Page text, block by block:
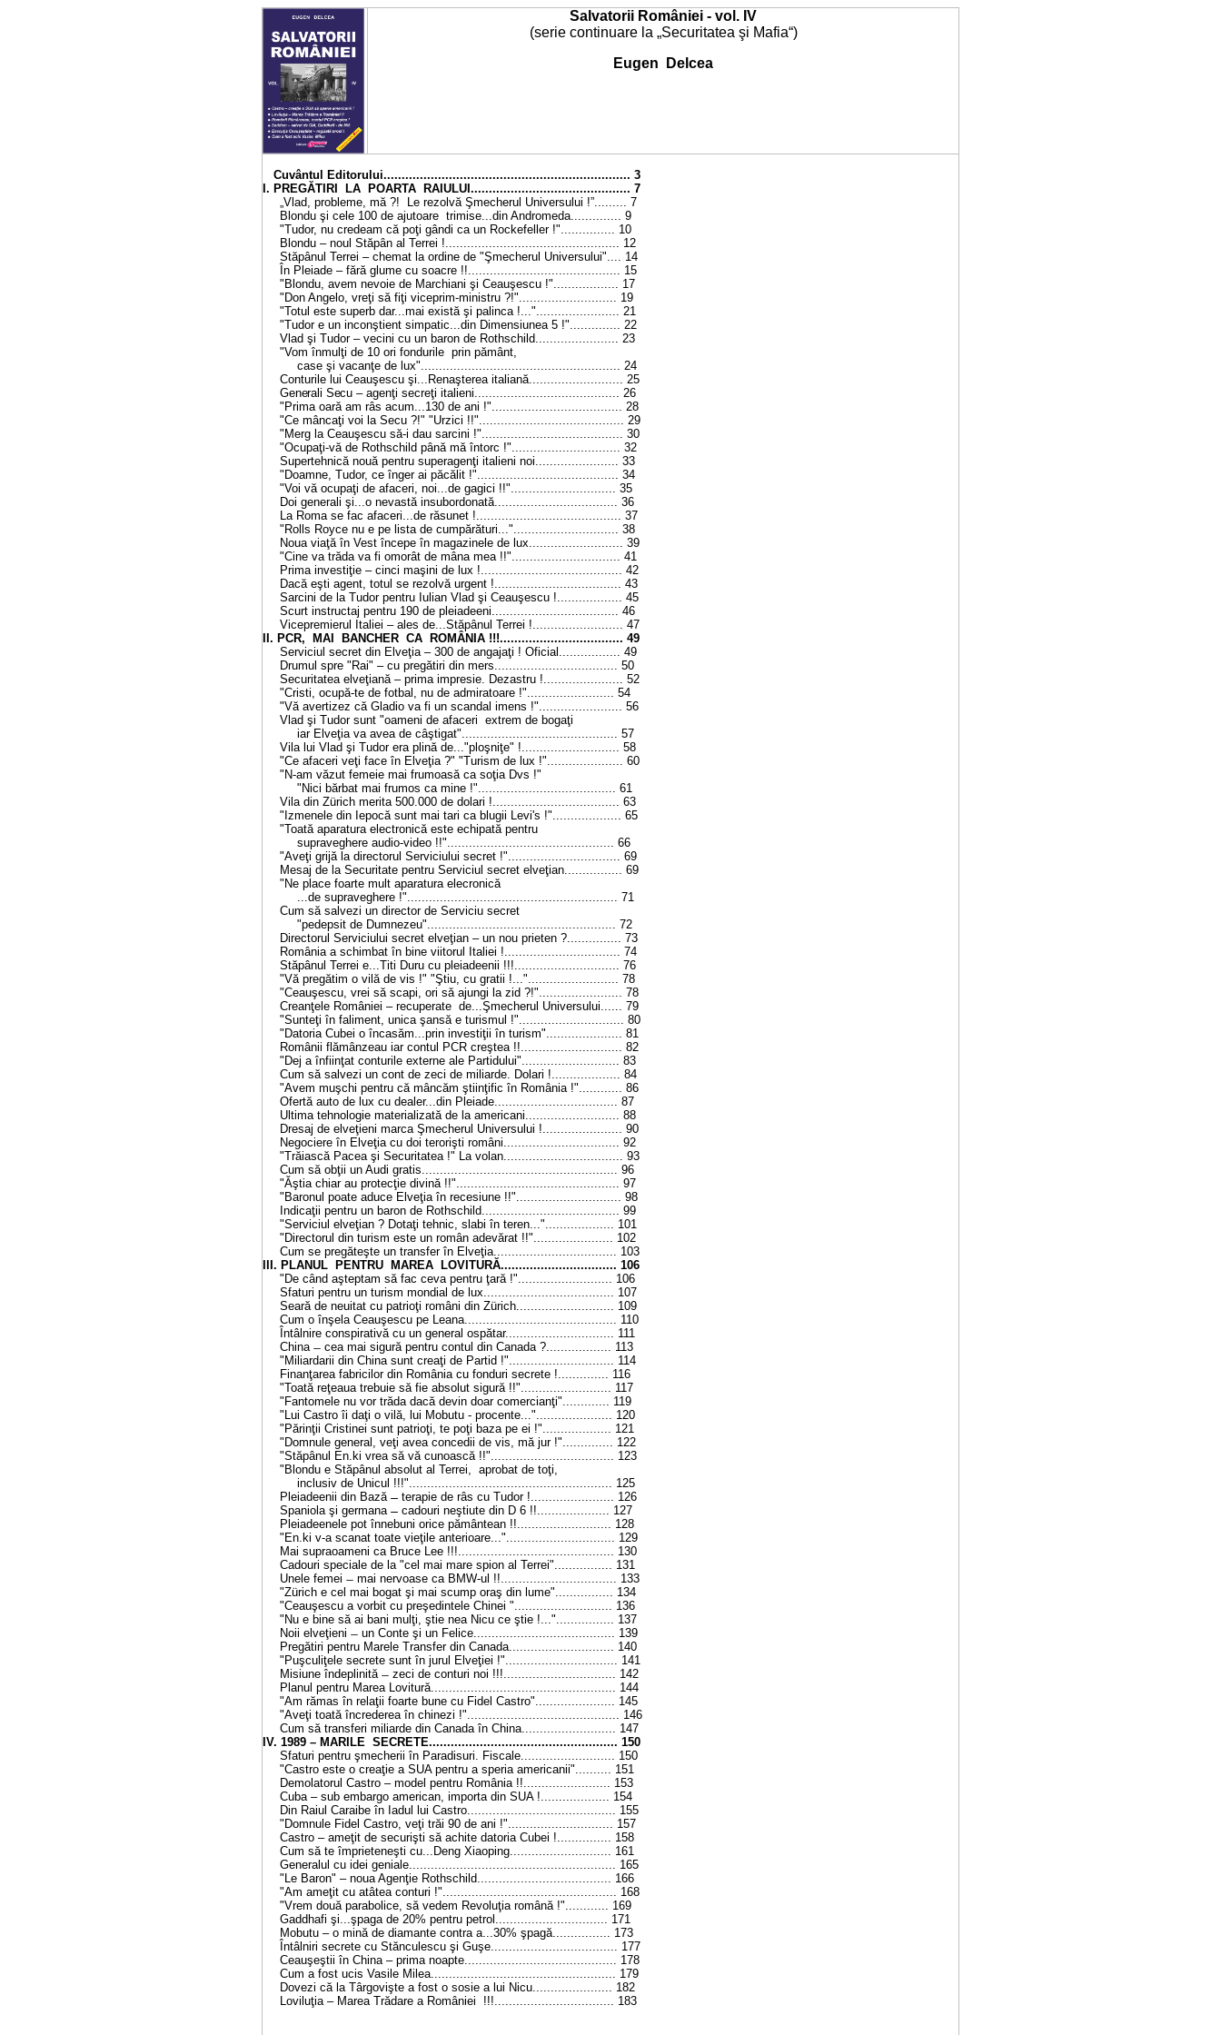
Salvatorii României - vol. IV
(serie continuare la „Securitatea şi Mafia“)
Eugen Delcea
Cuvântul Editorului.................................................................... 3
I. PREGĂTIRI LA POARTA RAIULUI............................................ 7
„Vlad, probleme, mă ?! Le rezolvă Şmecherul Universului !”......... 7
Blondu şi cele 100 de ajutoare trimise...din Andromeda.............. 9
"Tudor, nu credeam că poţi gândi ca un Rockefeller !"............... 10
Blondu – noul Stăpân al Terrei !................................................ 12
Stăpânul Terrei – chemat la ordine de "Şmecherul Universului".... 14
În Pleiade – fără glume cu soacre !!.......................................... 15
"Blondu, avem nevoie de Marchiani şi Ceauşescu !".................. 17
"Don Angelo, vreţi să fiţi viceprim-ministru ?!"........................... 19
"Totul este superb dar...mai există şi palinca !..."....................... 21
"Tudor e un inconştient simpatic...din Dimensiunea 5 !".............. 22
Vlad şi Tudor –vecini cu un baron de Rothschild....................... 23
"Vom înmulţi de 10 ori fondurile prin pământ,
case şi vacanţe de lux"....................................................... 24
Conturile lui Ceauşescu şi...Renaşterea italiană.......................... 25
Generali Secu– agenţi secreţi italieni........................................26
"Prima oară am râs acum...130 de ani !".................................... 28
"Ce mâncaţi voi la Secu ?!" "Urzici !!"........................................ 29
"Merg la Ceauşescu să-i dau sarcini !"....................................... 30
"Ocupaţi-vă de Rothschild până mă întorc !".............................. 32
Supertehnică nouă pentru superagenţi italieni noi....................... 33
"Doamne, Tudor, ce înger ai păcălit !"....................................... 34
"Voi vă ocupaţi de afaceri, noi...de gagici !!"............................. 35
Doi generali şi...o nevastă insubordonată.................................. 36
La Roma se fac afaceri...de răsunet !........................................ 37
"Rolls Royce nu e pe lista de cumpărături..."............................. 38
Noua viaţă în Vest începe în magazinele de lux.......................... 39
"Cine va trăda va fi omorât de mâna mea !!".............................. 41
Prima investiţie –cinci maşini de lux !....................................... 42
Dacă eşti agent, totul se rezolvă urgent !................................... 43
Sarcini de la Tudor pentru Iulian Vlad şi Ceauşescu !.................. 45
Scurt instructaj pentru 190 de pleiadeeni................................... 46
Vicepremierul Italiei – ales de...Stăpânul Terrei !......................... 47
II. PCR, MAI BANCHER CA ROMÂNIA !!!.................................. 49
Serviciul secret din Elveţia – 300 de angajaţi ! Oficial................. 49
Drumul spre "Rai" – cu pregătiri din mers.................................. 50
Securitatea elveţiană – prima impresie. Dezastru !...................... 52
"Cristi, ocupă-te de fotbal, nu de admiratoare !"........................ 54
"Vă avertizez că Gladio va fi un scandal imens !"....................... 56
Vlad şi Tudor sunt "oameni de afaceri extrem de bogaţi
iar Elveţia va avea de câştigat"........................................... 57
Vila lui Vlad şi Tudor era plină de..."ploşniţe" !........................... 58
"Ce afaceri veţi face în Elveţia ?" "Turism de lux !"..................... 60
"N-am văzut femeie mai frumoasă ca soţia Dvs !"
"Nici bărbat mai frumos ca mine !"...................................... 61
Vila din Zürich merita 500.000 de dolari !................................... 63
"Izmenele din Iepocă sunt mai tari ca blugii Levi's !"................... 65
"Toată aparatura electronică este echipată pentru
supraveghere audio-video !!".............................................. 66
"Aveţi grijă la directorul Serviciului secret !"............................... 69
Mesaj de la Securitate pentru Serviciul secret elveţian................ 69
"Ne place foarte mult aparatura elecronică
...de supraveghere !".......................................................... 71
Cum să salvezi un director de Serviciu secret
"pedepsit de Dumnezeu".................................................... 72
Directorul Serviciului secret elveţian – un nou prieten ?............... 73
România a schimbat în bine viitorul Italiei !................................ 74
Stăpânul Terrei e...Titi Duru cu pleiadeenii !!!............................. 76
"Vă pregătim o vilă de vis !" "Ştiu, cu gratii !..."......................... 78
"Ceauşescu, vrei să scapi, ori să ajungi la zid ?!"....................... 78
Creanţele României – recuperate de...Şmecherul Universului...... 79
"Sunteţi în faliment, unica şansă e turismul !"............................. 80
"Datoria Cubei o încasăm...prin investiţii în turism"..................... 81
Românii flămânzeau iar contul PCR creştea !!............................ 82
"Dej a înfiinţat conturile externe ale Partidului"........................... 83
Cum să salvezi un cont de zeci de miliarde. Dolari !................... 84
"Avem muşchi pentru că mâncăm ştiinţific în România !"............ 86
Ofertă auto de lux cu dealer...din Pleiade.................................. 87
Ultima tehnologie materializată de la americani.......................... 88
Dresaj de elveţieni marca Şmecherul Universului !...................... 90
Negociere în Elveţia cu doi terorişti români................................ 92
"Trăiască Pacea şi Securitatea !" La volan................................. 93
Cum să obţii un Audi gratis...................................................... 96
"Ăştia chiar au protecţie divină !!"............................................. 97
"Baronul poate aduce Elveţia în recesiune !!"............................. 98
Indicaţii pentru un baron de Rothschild...................................... 99
"Serviciul elveţian ? Dotaţi tehnic, slabi în teren..."................... 101
"Directorul din turism este un român adevărat !!"...................... 102
Cum se pregăteşte un transfer în Elveţia.................................. 103
III. PLANUL PENTRU MAREA LOVITURĂ................................ 106
"De când aşteptam să fac ceva pentru ţară !".......................... 106
Sfaturi pentru un turism mondial de lux.................................... 107
Seară de neuitat cu patrioţi români din Zürich........................... 109
Cum o înşela Ceauşescu pe Leana.......................................... 110
Întâlnire conspirativă cu un general ospătar.............................. 111
China ̶ cea mai sigură pentru contul din Canada ?.................. 113
"Miliardarii din China sunt creaţi de Partid !"............................. 114
Finanţarea fabricilor din România cu fonduri secrete !.............. 116
"Toată reţeaua trebuie să fie absolut sigură !!"......................... 117
"Fantomele nu vor trăda dacă devin doar comercianţi"............. 119
"Lui Castro îi daţi o vilă, lui Mobutu - procente..."..................... 120
"Părinţii Cristinei sunt patrioţi, te poţi baza pe ei !"................... 121
"Domnule general, veţi avea concedii de vis, mă jur !".............. 122
"Stăpânul En.ki vrea să vă cunoască !!".................................. 123
"Blondu e Stăpânul absolut al Terrei, aprobat de toţi,
inclusiv de Unicul !!!"........................................................ 125
Pleiadeenii din Bazăterapie de râs cu Tudor !....................... 126
Spaniola şi germanacadouri neştiute din D 6 !!.................... 127
Pleiadeenele pot înnebuni orice pământean !!.......................... 128
"En.ki v-a scanat toate vieţile anterioare...".............................. 129
Mai supraoameni ca Bruce Lee !!!........................................... 130
Cadouri speciale de la "cel mai mare spion al Terrei"................ 131
Unele femeimai nervoase ca BMW-ul !!................................ 133
"Zürich e cel mai bogat şi mai scump oraş din lume"................ 134
"Ceauşescu a vorbit cu preşedintele Chinei "........................... 136
"Nu e bine să ai bani mulţi, ştie nea Nicu ce ştie !..."................ 137
Noii elveţieni ̶ un Conte şi un Felice....................................... 139
Pregătiri pentru Marele Transfer din Canada............................. 140
"Puşculiţele secrete sunt în jurul Elveţiei !"............................... 141
Misiune îndeplinită ̶ zeci de conturi noi !!!............................... 142
Planul pentru Marea Lovitură................................................... 144
"Am rămas în relaţii foarte bune cu Fidel Castro"...................... 145
"Aveţi toată încrederea în chinezi !".......................................... 146
Cum să transferi miliarde din Canada în China.......................... 147
IV. 1989 – MARILE SECRETE.................................................... 150
Sfaturi pentru şmecherii în Paradisuri. Fiscale.......................... 150
"Castro este o creaţie a SUA pentru a speria americanii".......... 151
Demolatorul Castro – model pentru România !!........................ 153
Cuba – sub embargo american, importa din SUA !................... 154
Din Raiul Caraibe în Iadul lui Castro......................................... 155
"Domnule Fidel Castro, veţi trăi 90 de ani !"............................. 157
Castro – ameţit de securişti să achite datoria Cubei !............... 158
Cum să te împrieteneşti cu...Deng Xiaoping............................ 161
Generalul cu idei geniale......................................................... 165
"Le Baron" – noua Agenţie Rothschild..................................... 166
"Am ameţit cu atâtea conturi !"................................................ 168
"Vrem două parabolice, să vedem Revoluţia română !"............ 169
Gaddhafi şi...şpaga de 20% pentru petrol............................... 171
Mobutu – o mină de diamante contra a...30% şpagă................ 173
Întâlniri secrete cu Stănculescu şi Guşe................................... 177
Ceauşeştii în China – prima noapte.......................................... 178
Cum a fost ucis Vasile Milea................................................... 179
Dovezi că la Târgovişte a fost o sosie a lui Nicu...................... 182
Loviluţia – Marea Trădare a României !!!................................. 183